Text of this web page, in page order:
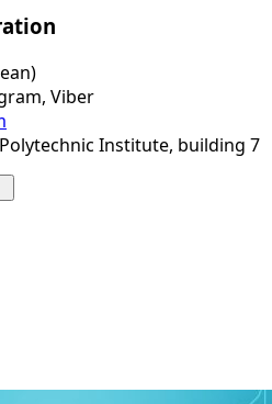
Viber
Institute, building 7